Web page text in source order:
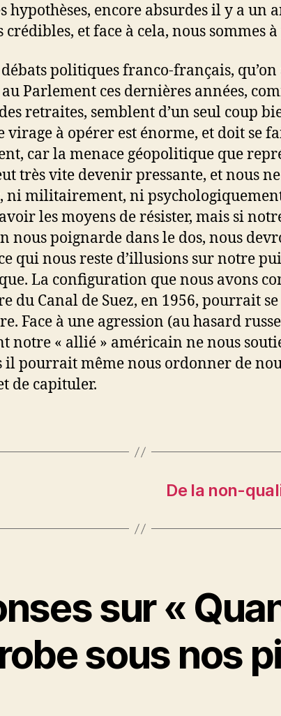
hypothèses, encore absurdes il y a un
crédibles, et face à cela, nous sommes
politiques franco-français, qu’on
Parlement ces dernières années,
retraites, semblent d’un seul coup
virage à opérer est énorme, et doit se
car la menace géopolitique que
très vite devenir pressante, et nous
ni militairement, ni
les moyens de résister, mais si
nous poignarde dans le dos, nous
qui nous reste d’illusions sur notre
La configuration que nous avons
du Canal de Suez, en 1956, pourrait se
Face à une agression (au hasard
notre « allié » américain ne nous
il pourrait même nous ordonner de
de capituler.
De la non-
sur «
sous nos